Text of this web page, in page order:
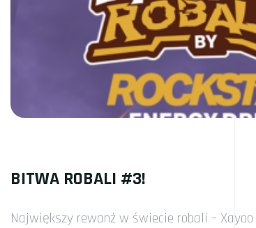
BITWA ROBALI #3!
Największy rewanż w świecie robali –